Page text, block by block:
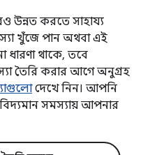
করতে সাহায্য
খুঁজে পান অথবা এই
ধারণা থাকে, তবে
তৈরি করার আগে অনুগ্রহ
দেখে নিন। আপনি
সমস্যায় আপনার